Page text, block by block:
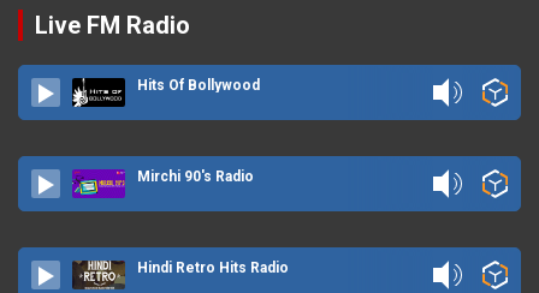
Live FM Radio
Hits Of Bollywood
Mirchi 90's Radio
Hindi Retro Hits Radio